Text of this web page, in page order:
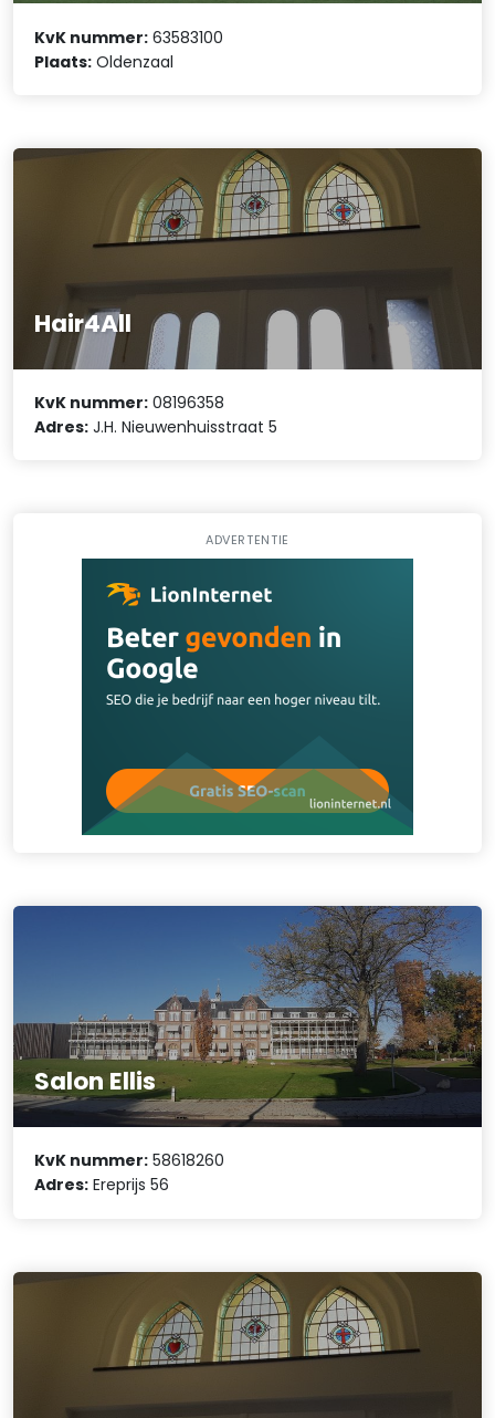
KvK nummer: 63583100
Plaats: Oldenzaal
Hair4All
KvK nummer: 08196358
Adres: J.H. Nieuwenhuisstraat 5
ADVERTENTIE
Salon Ellis
KvK nummer: 58618260
Adres: Ereprijs 56